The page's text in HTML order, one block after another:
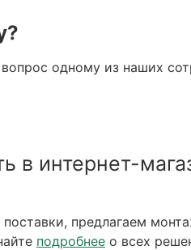
одному из наших
в интернет-
предлагаем
подробнее о всех